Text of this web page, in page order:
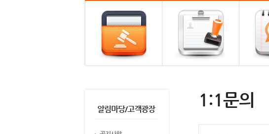
알림마당/고객광장 1:1문의